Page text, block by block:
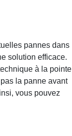
pannes dans
solution efficace.
à la pointe
la panne avant
vous pouvez